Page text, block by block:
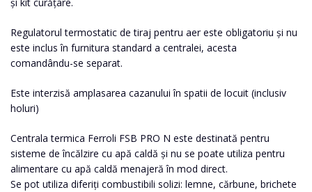
și kit curățare.
Regulatorul termostatic de tiraj pentru aer este obligatoriu și nu
este inclus în furnitura standard a centralei, acesta
comandându-se separat.
Este interzisă amplasarea cazanului în spatii de locuit (inclusiv
holuri)
Centrala termica Ferroli FSB PRO N este destinată pentru
sisteme de încălzire cu apă caldă și nu se poate utiliza pentru
alimentare cu apă caldă menajeră în mod direct.
Se pot utiliza diferiți combustibili solizi: lemne, cărbune, brichete